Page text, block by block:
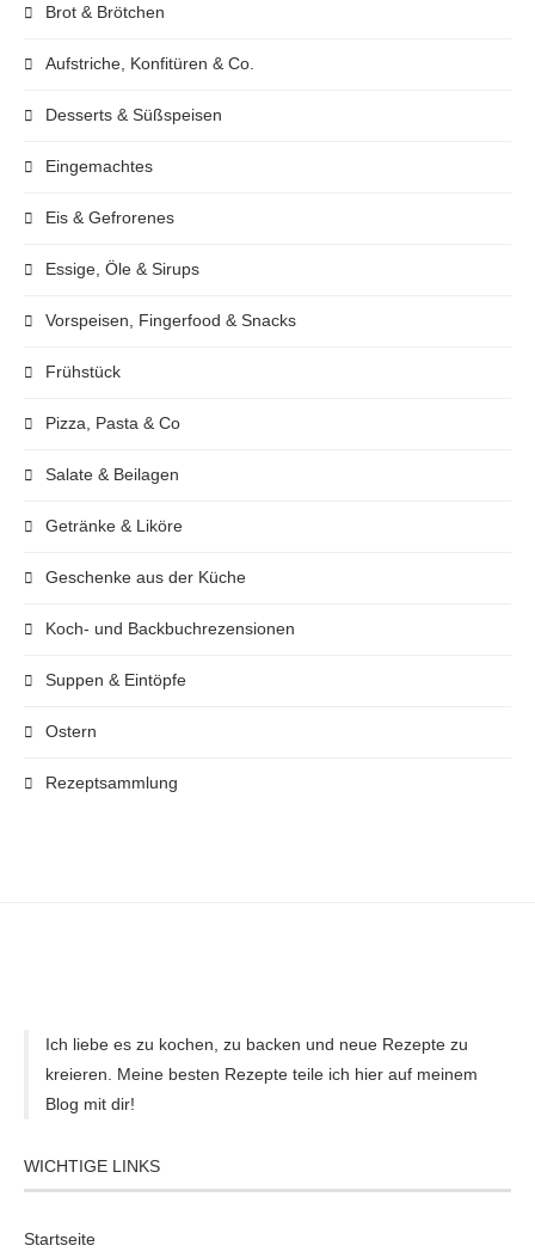
Brot & Brötchen
Aufstriche, Konfitüren & Co.
Desserts & Süßspeisen
Eingemachtes
Eis & Gefrorenes
Essige, Öle & Sirups
Vorspeisen, Fingerfood & Snacks
Frühstück
Pizza, Pasta & Co
Salate & Beilagen
Getränke & Liköre
Geschenke aus der Küche
Koch- und Backbuchrezensionen
Suppen & Eintöpfe
Ostern
Rezeptsammlung
Ich liebe es zu kochen, zu backen und neue Rezepte zu
kreieren. Meine besten Rezepte teile ich hier auf meinem
Blog mit dir!
WICHTIGE LINKS
Startseite